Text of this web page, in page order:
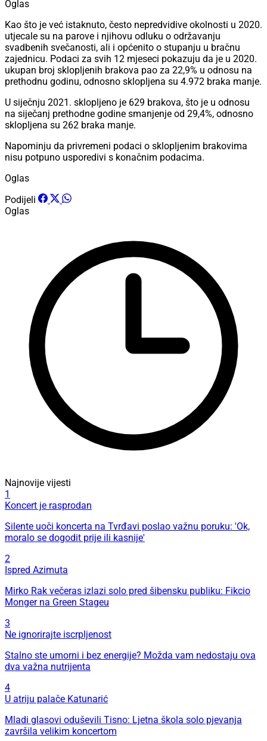
Oglas
Kao što je već istaknuto, često nepredvidive okolnosti u 2020.
utjecale su na parove i njihovu odluku o održavanju
svadbenih svečanosti, ali i općenito o stupanju u bračnu
zajednicu. Podaci za svih 12 mjeseci pokazuju da je u 2020.
ukupan broj sklopljenih brakova pao za 22,9% u odnosu na
prethodnu godinu, odnosno sklopljena su 4.972 braka manje.
U siječnju 2021. sklopljeno je 629 brakova, što je u odnosu
na siječanj prethodne godine smanjenje od 29,4%, odnosno
sklopljena su 262 braka manje.
Napominju da privremeni podaci o sklopljenim brakovima
nisu potpuno usporedivi s konačnim podacima.
Oglas
Podijeli
Oglas
Najnovije vijesti
1
Koncert je rasprodan
Silente uoči koncerta na Tvrđavi poslao važnu poruku: 'Ok,
moralo se dogodit prije ili kasnije'
2
Ispred Azimuta
Mirko Rak večeras izlazi solo pred šibensku publiku: Fikcio
Monger na Green Stageu
3
Ne ignorirajte iscrpljenost
Stalno ste umorni i bez energije? Možda vam nedostaju ova
dva važna nutrijenta
4
U atriju palače Katunarić
Mladi glasovi oduševili Tisno: Ljetna škola solo pjevanja
završila velikim koncertom